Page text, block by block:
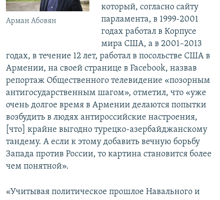
Арман Абовян
который, согласно сайту
парламента, в 1999-2001
годах работал в Корпусе
мира США, а в 2001–2013
годах, в течение 12 лет, работал в посольстве США в
Армении, на своей странице в Facebook, назвав
репортаж Общественного телевидение «позорным
антигосударственным шагом», отметил, что «уже
очень долгое время в Армении делаются попытки
возбудить в людях антироссийские настроения,
[что] крайне выгодно турецко-азербайджанскому
тандему. А если к этому добавить вечную борьбу
Запада против России, то картина становится более
чем понятной».
«Учитывая политическое прошлое Навального и